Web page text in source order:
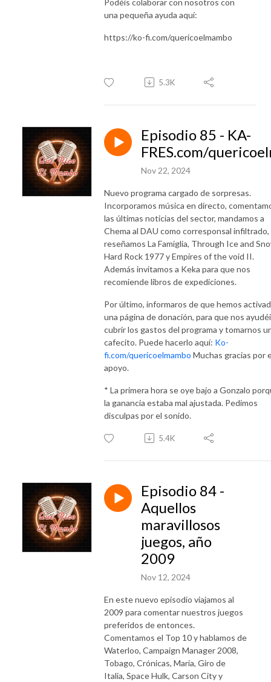
una pequeña ayuda aquí:
https://ko-fi.com/quericoelmambo
5.3K
Episodio 85 - KA-
FRES.com/
Nov 22, 2024
Nuevo programa cargado de sorpresas.
Incorporamos música en directo,
las últimas noticias del sector, mandamos a
Chema al DAU como corresponsal infiltrado,
reseñamos La Famiglia, Through Ice and
Hard Rock 1977 y Empires of the void II.
Además invitamos a Keka para que nos
recomiende libros de expediciones.
Por último, informaros de que hemos
una página de donación, para que nos
cubrir los gastos del programa y tomarnos
cafecito. Puede hacerlo aquí: Ko-
fi.com/quericoelmambo Muchas gracias por
apoyo.
* La primera hora se oye bajo a Gonzalo
la ganancia estaba mal ajustada. Pedimos
disculpas por el sonido.
5.4K
Episodio 84 -
Aquellos
maravillosos
juegos, año
2009
Nov 12, 2024
En este nuevo episodio viajamos al
2009 para comentar nuestros juegos
preferidos de entonces.
Comentamos el Top 10 y hablamos de
Waterloo, Campaign Manager 2008,
Tobago, Crónicas, Maria, Giro de
Italia, Space Hulk, Carson City y